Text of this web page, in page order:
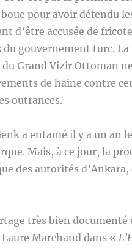
pour avoir défendu
d’être accusée de
du gouvernement turc.
Grand Vizir Ottoman
de haine contre
outrances.
a entamé il y a un an
Mais, à ce jour, la
des autorités
très bien documenté
Marchand dans «